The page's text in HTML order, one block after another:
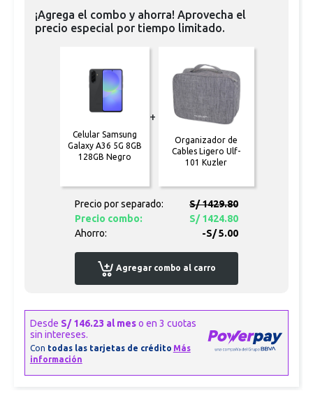
¡Agrega el combo y ahorra! Aprovecha el
precio especial por tiempo limitado.
Celular Samsung
Galaxy A36 5G 8GB
128GB Negro
+
Organizador de
Cables Ligero Ulf-
101 Kuzler
Precio por separado:
S/ 1429.80
Precio combo:
S/ 1424.80
Ahorro:
-S/ 5.00
Agregar combo al carro